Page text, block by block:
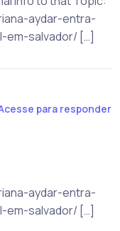
aydar-entra-
em-salvador/ […]
para responder
aydar-entra-
em-salvador/ […]